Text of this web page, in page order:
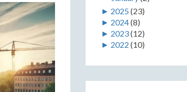
► 2025 (23)
► 2024(8)
► 2023(12)
► 2022 (10)